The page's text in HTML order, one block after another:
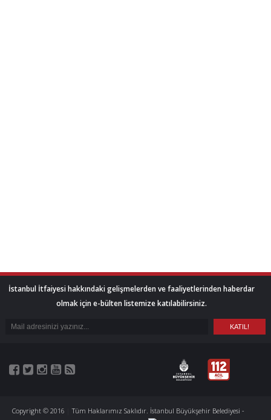
İstanbul İtfaiyesi hakkındaki gelişmelerden ve faaliyetlerinden haberdar
olmak için e-bülten listemize katılabilirsiniz.
Copyright © 2016
Tüm Haklarımız Saklıdır. İstanbul Büyükşehir Belediyesi -